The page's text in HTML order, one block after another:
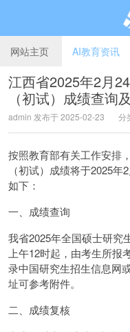
网站主页 AI教育资讯
江西省2025年2月
（初试）成绩查询
admin 发布于 2025-02-23 分
按照教育部有关工作安排
（初试）成绩将于2025
如下：
一、成绩查询
我省2025年全国硕士研究
上午12时起，由考生所报
录中国研究生招生信息网
址可参考附件。
二、成绩复核